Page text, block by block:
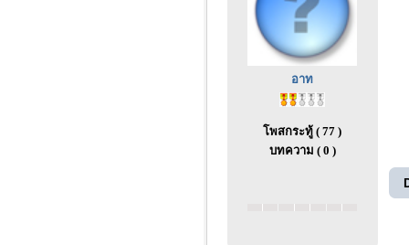
อาท
โพสกระทู้ ( 77 )
บทความ ( 0 )